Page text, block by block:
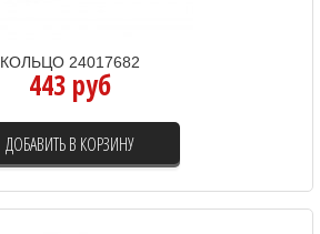
КОЛЬЦО 24017682
443 руб
ДОБАВИТЬ В КОРЗИНУ